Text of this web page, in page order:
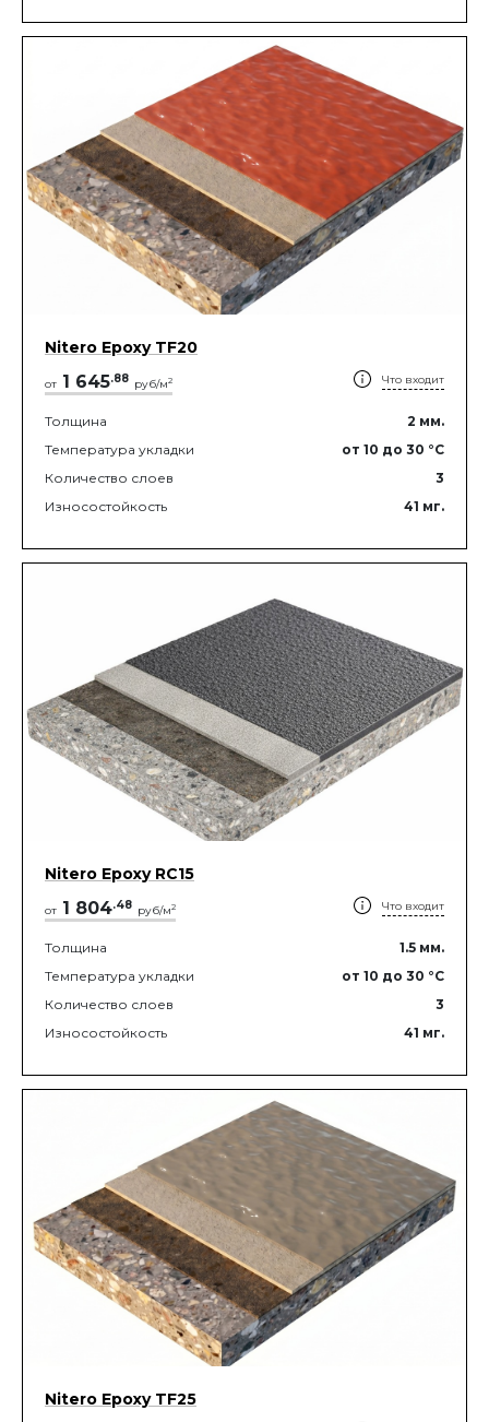
Nitero Epoxy TF20
от 1 645.88 руб/м2 Что входит
Толщина 2 мм.
Температура укладки
от 10 до 30 °C
Количество слоев
3
Износостойкость
41 мг.
Nitero Epoxy RС15
от 1 804.48 руб/м2 Что входит
Толщина 1.5 мм.
Температура укладки
от 10 до 30 °C
Количество слоев
3
Износостойкость
41 мг.
Nitero Epoxy TF25